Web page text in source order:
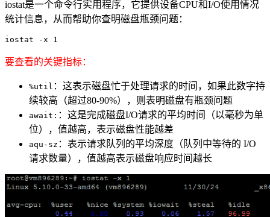
iostat是一个命令行实用程序，它提供设备CPU和I/O使用情况
统计信息，从而帮助你查明磁盘瓶颈问题：
iostat -x 1
要查看的关键指标：
%util ：这表示磁盘忙于处理请求的时间，如果此数字持
续较高（超过80-90%），则表明磁盘有瓶颈问题
await: ：这是完成磁盘I/O请求的平均时间（以毫秒为单
位），值越高，表示磁盘性能越差
aqu-sz ：表示请求队列的平均深度（队列中等待的 I/O
请求数量），值越高表示磁盘响应时间越长